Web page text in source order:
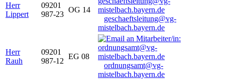
Herr
Lippert
09201
987-23
OG 14
geschaeftsleitung@vg-
mistelbach.bayern.de
Herr
Rauh
09201
987-12
EG 08
ordnungsamt@vg-
mistelbach.bayern.de